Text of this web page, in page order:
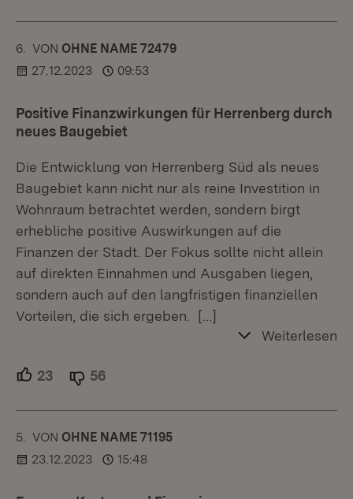
6. KOMMENTAR
VON :OHNE NAME 72479
27.12.2023
09:53
Positive Finanzwirkungen für Herrenberg durch
neues Baugebiet
Die Entwicklung von Herrenberg Süd als neues
Baugebiet kann nicht nur als reine Investition in
Wohnraum betrachtet werden, sondern birgt
erhebliche positive Auswirkungen auf die
Finanzen der Stadt. Der Fokus sollte nicht allein
auf direkten Einnahmen und Ausgaben liegen,
sondern auch auf den langfristigen finanziellen
Vorteilen, die sich ergeben.
[…]
Weiterlesen
23 Unterstützer.
56
5. KOMMENTAR
VON :OHNE NAME 71195
23.12.2023
15:48